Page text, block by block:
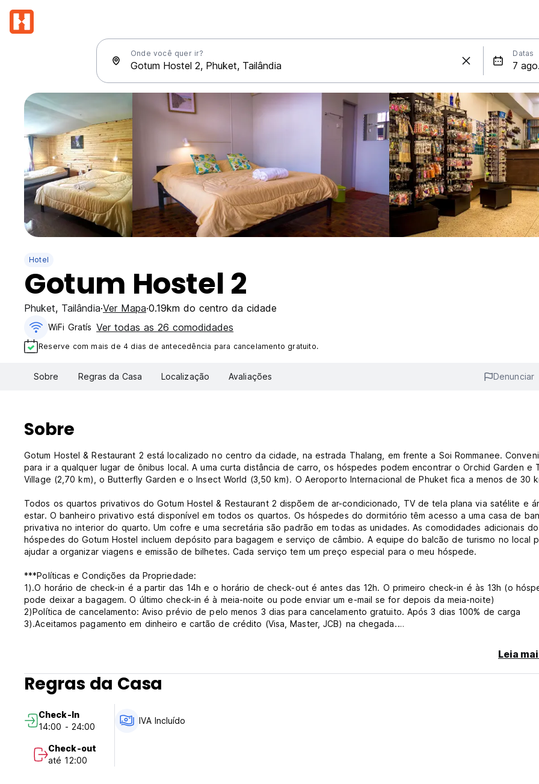
Onde você quer ir? Datas
Hotel
Gotum Hostel 2
Phuket, Tailândia Ver Mapa 0.19km do centro da cidade
WiFi Gratís Ver todas as 26 comodidades
Reserve com mais de 4 dias de antecedência para cancelamento gratuito.
Sobre Regras da Casa Localização Avaliações Denunciar
Sobre
Gotum Hostel & Restaurant 2 está localizado no centro da cidade, na estrada Thalang, em frente a Soi Rommanee.
para ir a qualquer lugar de ônibus local. A uma curta distância de carro, os hóspedes podem encontrar o Orchid Garden e
Village (2,70 km), o Butterfly Garden e o Insect World (3,50 km). O Aeroporto Internacional de Phuket fica a menos de 30
Todos os quartos privativos do Gotum Hostel & Restaurant 2 dispõem de ar-condicionado, TV de tela plana via satélite e
estar. O banheiro privativo está disponível em todos os quartos. Os hóspedes do dormitório têm acesso a uma casa de
privativa no interior do quarto. Um cofre e uma secretária são padrão em todas as unidades. As comodidades adicionais
hóspedes do Gotum Hostel incluem depósito para bagagem e serviço de câmbio. A equipe do balcão de turismo no local
ajudar a organizar viagens e emissão de bilhetes. Cada serviço tem um preço especial para o meu hóspede.
***Políticas e Condições da Propriedade:
1).O horário de check-in é a partir das 14h e o horário de check-out é antes das 12h. O primeiro check-in é às 13h (o
pode deixar a bagagem. O último check-in é à meia-noite ou pode enviar um e-mail se for depois da meia-noite)
2)Política de cancelamento: Aviso prévio de pelo menos 3 dias para cancelamento gratuito. Após 3 dias 100% de carga
3).Aceitamos pagamento em dinheiro e cartão de crédito (Visa, Master, JCB) na chegada.
considerados adultos. Camas extras não estão disponíveis. Animais de estimação não são permitidos. O check-in tardio
enviado por e-mail ou chamada. (Auto-translated from original language)
Leia
Regras da Casa
Check-In
14:00 - 24:00
Check-out
até 12:00
IVA Incluído